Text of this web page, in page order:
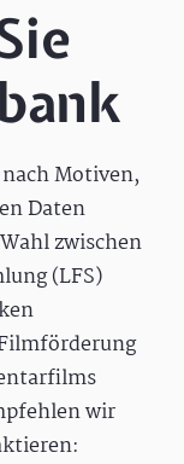
Motiven,
Daten
zwischen
(LFS)
wir